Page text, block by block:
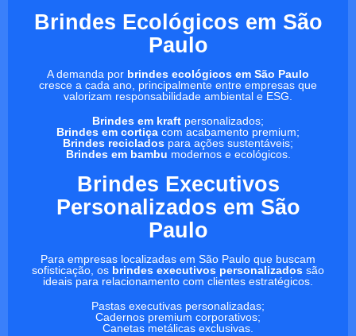
Brindes Ecológicos em São
Paulo
A demanda por brindes ecológicos em São Paulo
cresce a cada ano, principalmente entre empresas que
valorizam responsabilidade ambiental e ESG.
Brindes em kraft personalizados;
Brindes em cortiça com acabamento premium;
Brindes reciclados para ações sustentáveis;
Brindes em bambu modernos e ecológicos.
Brindes Executivos
Personalizados em São
Paulo
Para empresas localizadas em São Paulo que buscam
sofisticação, os brindes executivos personalizados são
ideais para relacionamento com clientes estratégicos.
Pastas executivas personalizadas;
Cadernos premium corporativos;
Canetas metálicas exclusivas.